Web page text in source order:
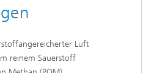
Luft
reinem Sauerstoff